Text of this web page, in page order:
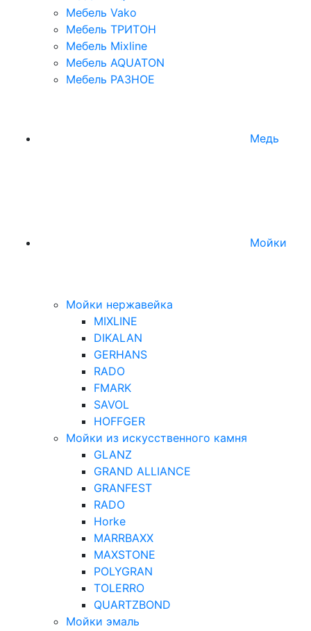
Мебель Vako
Мебель ТРИТОН
Мебель Mixline
Мебель AQUATON
Мебель РАЗНОЕ
Медь
Мойки
Мойки нержавейка
MIXLINE
DIKALAN
GERHANS
RADO
FMARK
SAVOL
HOFFGER
Мойки из искусственного камня
GLANZ
GRAND ALLIANCE
GRANFEST
RADO
Horke
MARRBAXX
MAXSTONE
POLYGRAN
TOLERRO
QUARTZBOND
Мойки эмаль